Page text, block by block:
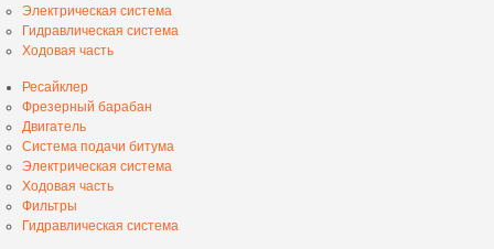
Электрическая система
Гидравлическая система
Ходовая часть
Ресайклер
Фрезерный барабан
Двигатель
Система подачи битума
Электрическая система
Ходовая часть
Фильтры
Гидравлическая система